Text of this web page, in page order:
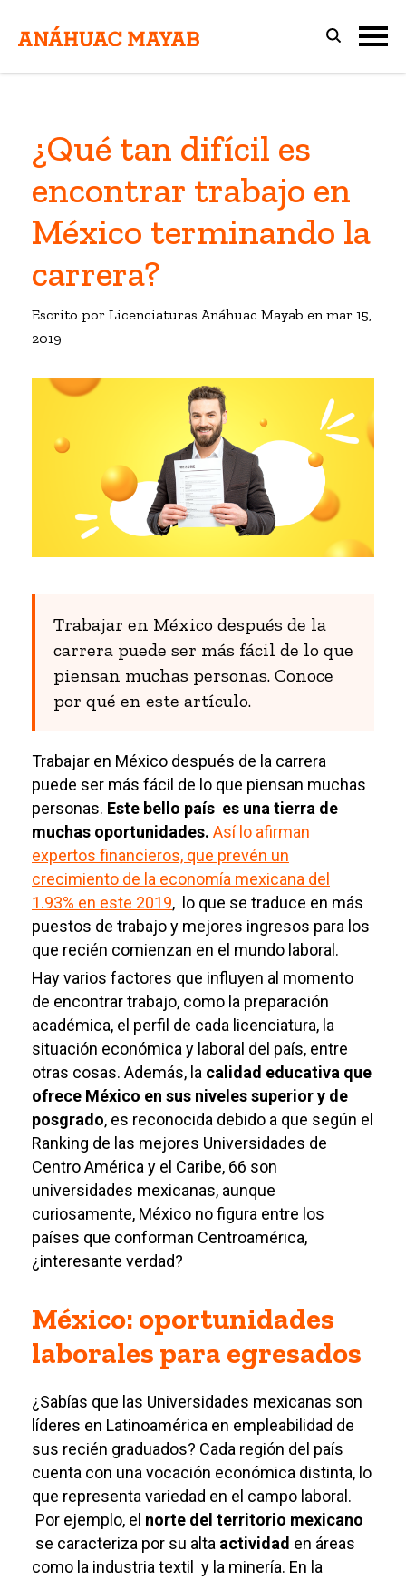
¿Qué tan difícil es
encontrar trabajo en
México terminando la
carrera?
Escrito por Licenciaturas Anáhuac Mayab enmar 15,
2019
Trabajar en México después de la
carrera puede ser más fácil de lo que
piensan muchas personas. Conoce
por qué en este artículo.
Trabajar en México después de la carrera
puede ser más fácil de lo que piensan muchas
personas. Este bello país es una tierra de
muchas oportunidades. Así lo afirman
expertos financieros, que prevén un
crecimiento de la economía mexicana del
1.93% en este 2019, lo que se traduce en más
puestos de trabajo y mejores ingresos para los
que recién comienzan en el mundo laboral.
Hay varios factores que influyen al momento
de encontrar trabajo, como la preparación
académica, el perfil de cada licenciatura, la
situación económica y laboral del país, entre
otras cosas. Además, la calidad educativa que
ofrece México en sus niveles superior y de
posgrado, es reconocida debido a que según el
Ranking de las mejores Universidades de
Centro América y el Caribe, 66 son
universidades mexicanas, aunque
curiosamente, México no figura entre los
países que conforman Centroamérica,
¿interesante verdad?
México: oportunidades
laborales para egresados
¿Sabías que las Universidades mexicanas son
líderes en Latinoamérica en empleabilidad de
sus recién graduados? Cada región del país
cuenta con una vocación económica distinta, lo
que representa variedad en el campo laboral.
Por ejemplo, el norte del territorio mexicano
se caracteriza por su alta actividad en áreas
como la industria textil y la minería. En la